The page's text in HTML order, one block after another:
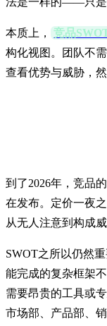
本质上， 竞品
构化视图。团队不
查看优势与威胁，
到了2026年，竞品
在发布。定价一夜
从无人注意到构成威
SWOT之所以仍然
能完成的复杂框架
需要昂贵的工具或
市场部、产品部、销